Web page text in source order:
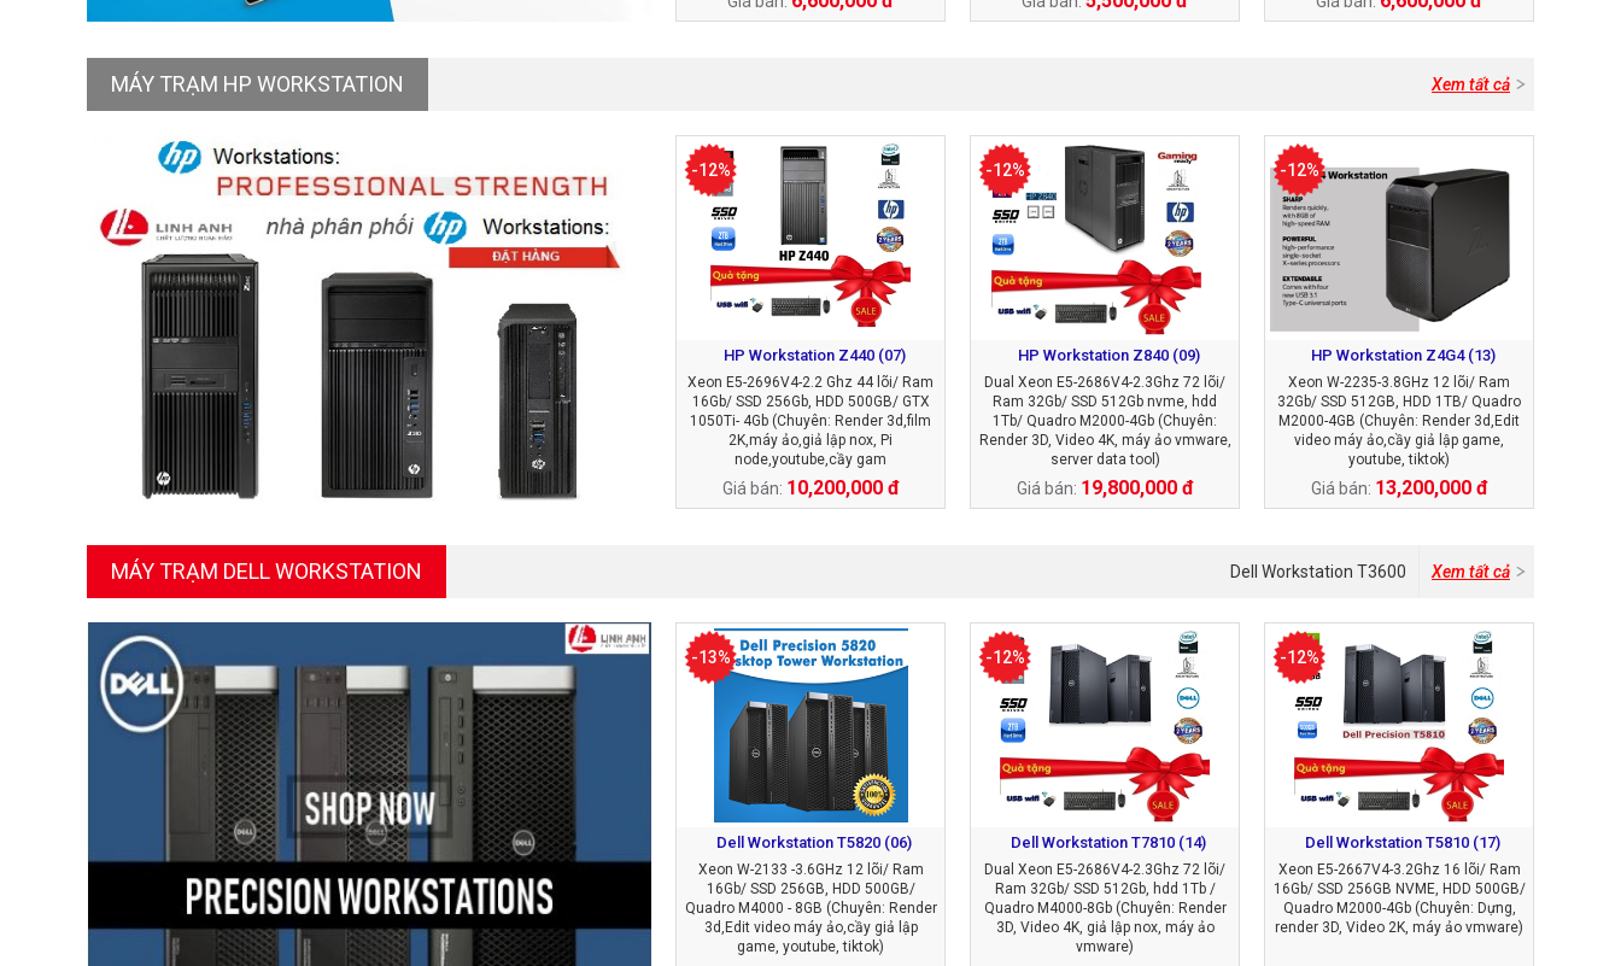
Xem tất cả
MÁY TRẠM HP WORKSTATION
HP Workstation Z440 (07)
Xeon E5-2696V4-2.2 Ghz 44 lõi/ Ram
16Gb/ SSD 256Gb, HDD 500GB/ GTX
1050Ti- 4Gb (Chuyên: Render 3d,film
2K,máy ảo,giả lập nox, Pi
node,youtube,cầy gam
Giá bán: 10,200,000 đ
-12%
HP Workstation Z840 (09)
Dual Xeon E5-2686V4-2.3Ghz 72 lõi/
Ram 32Gb/ SSD 512Gb nvme, hdd
1Tb/ Quadro M2000-4Gb (Chuyên:
Render 3D, Video 4K, máy ảo vmware,
server data tool)
Giá bán: 19,800,000 đ
-12%
HP Workstation Z4G4 (13)
Xeon W-2235-3.8GHz 12 lõi/ Ram
32Gb/ SSD 512GB, HDD 1TB/ Quadro
M2000-4GB (Chuyên: Render 3d,Edit
video máy ảo,cầy giả lập game,
youtube, tiktok)
Giá bán: 13,200,000 đ
-12%
Xem tất cả
Dell Workstation T3600
MÁY TRẠM DELL WORKSTATION
Dell Workstation T5820 (06)
Xeon W-2133 -3.6GHz 12 lõi/ Ram
16Gb/ SSD 256GB, HDD 500GB/
Quadro M4000 - 8GB (Chuyên: Render
3d,Edit video máy ảo,cầy giả lập
game, youtube, tiktok)
-13%
Dell Workstation T7810 (14)
Dual Xeon E5-2686V4-2.3Ghz 72 lõi/
Ram 32Gb/ SSD 512Gb, hdd 1Tb /
Quadro M4000-8Gb (Chuyên: Render
3D, Video 4K, giả lập nox, máy ảo
vmware)
-12%
Dell Workstation T5810 (17)
Xeon E5-2667V4-3.2Ghz 16 lõi/ Ram
16Gb/ SSD 256GB NVME, HDD 500GB/
Quadro M2000-4Gb (Chuyên: Dựng,
render 3D, Video 2K, máy ảo vmware)
-12%